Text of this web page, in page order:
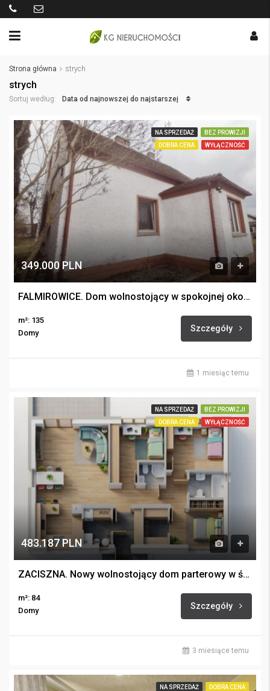
Strona główna strych
strych
Sortuj według: Data od najnowszej do najstarszej
NA SPRZEDAŻ
BEZ PROWIZJI
DOBRA CENA
WYŁĄCZNOŚĆ
349.000 PLN
FALMIROWICE. Dom wolnostojący w spokojnej okolicy. 7 minut od Opola.
m²: 135
Domy
Szczegóły
1 miesiąc temu
NA SPRZEDAŻ
BEZ PROWIZJI
DOBRA CENA
WYŁĄCZNOŚĆ
483.187 PLN
ZACISZNA. Nowy wolnostojący dom parterowy w świetnej cenie.
m²: 84
Domy
Szczegóły
3 miesiące temu
NA SPRZEDAŻ DOBRA CENA